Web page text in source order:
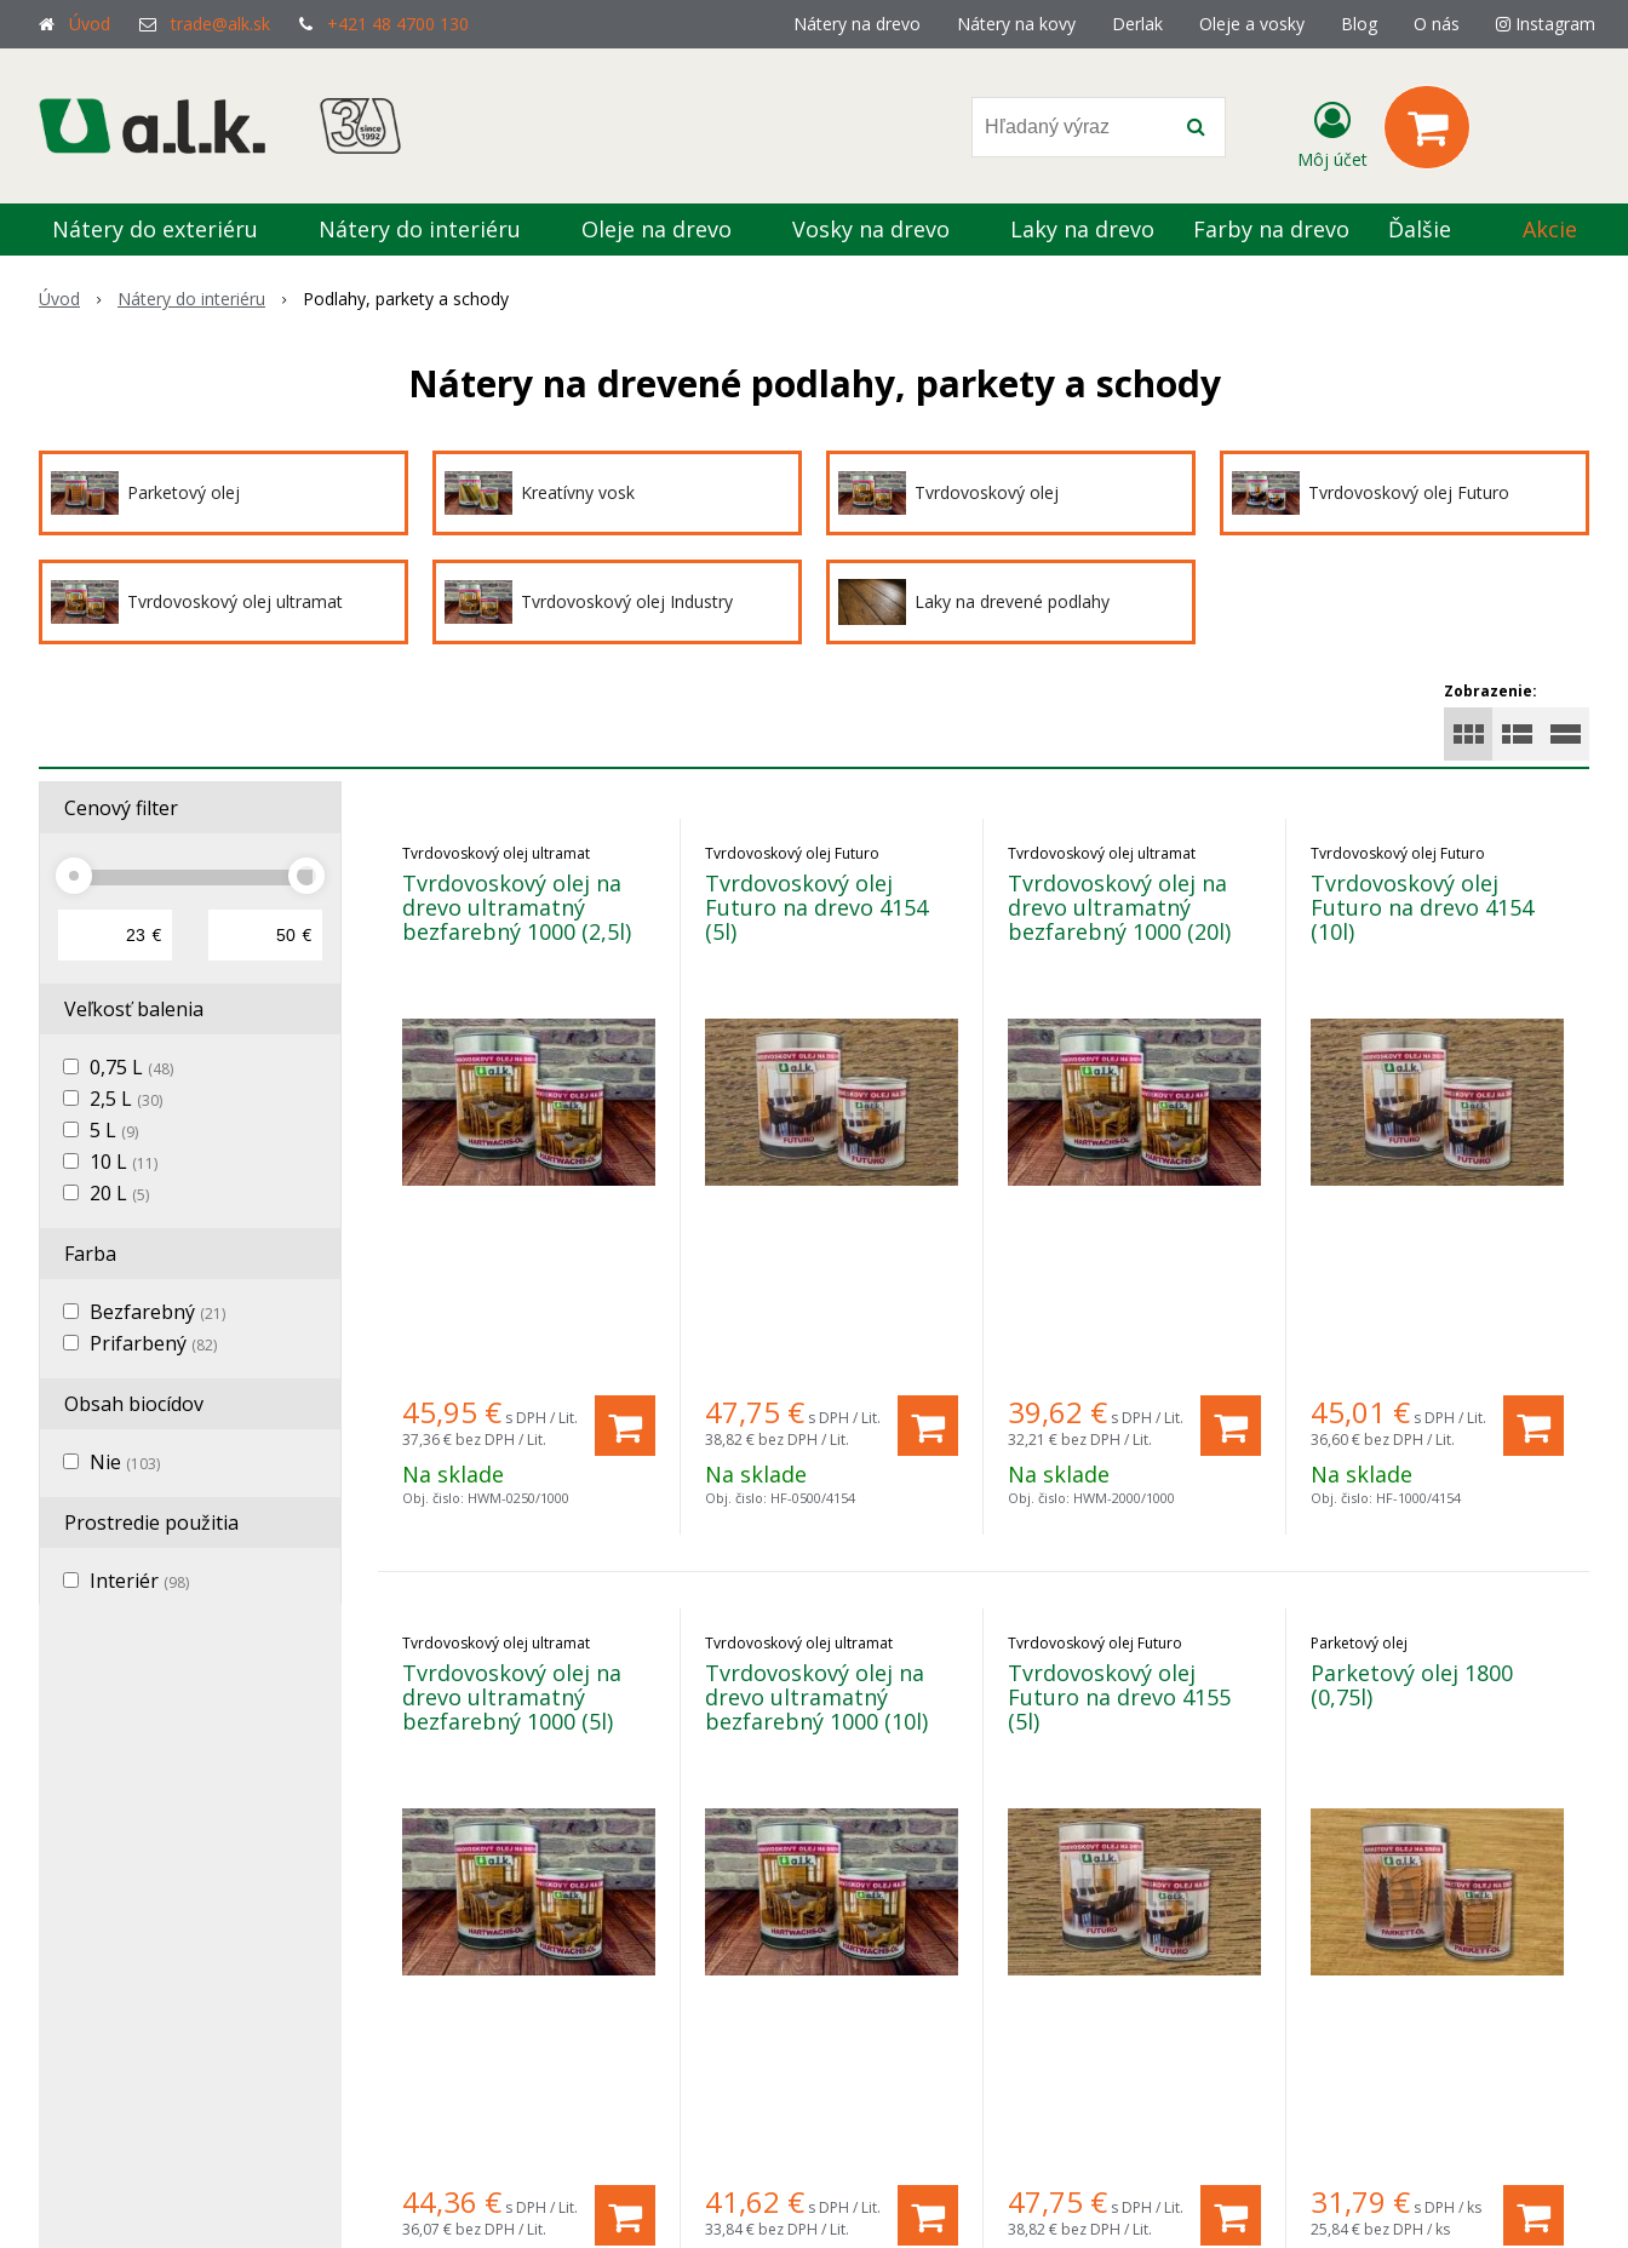
Úvod trade@alk.sk +421 48 4700 130 Nátery na drevo Nátery na kovy Derlak Oleje a vosky Blog O nás Instagram
Môj účet
Nátery do exteriéru Nátery do interiéru Oleje na drevo Vosky na drevo Laky na drevo Farby na drevo Ďalšie Akcie
Úvod Nátery do interiéru Podlahy, parkety a schody
Nátery na drevené podlahy, parkety a schody
Parketový olej Kreatívny vosk Tvrdovoskový olej Tvrdovoskový olej Futuro
Tvrdovoskový olej ultramat Tvrdovoskový olej Industry Laky na drevené podlahy
Zobrazenie:
Cenový filter
€ €
Veľkosť balenia
0,75 L (48)
2,5 L (30)
5 L (9)
10 L (11)
20 L (5)
Farba
Bezfarebný (21)
Prifarbený (82)
Obsah biocídov
Nie (103)
Prostredie použitia
Interiér (98)
Tvrdovoskový olej ultramat
Tvrdovoskový olej na
drevo ultramatný
bezfarebný 1000 (2,5l)
45,95 € s DPH / Lit.
37,36 € bez DPH / Lit.
Na sklade
Obj. čislo: HWM-0250/1000
Tvrdovoskový olej Futuro
Tvrdovoskový olej
Futuro na drevo 4154
(5l)
47,75 € s DPH / Lit.
38,82 € bez DPH / Lit.
Na sklade
Obj. čislo: HF-0500/4154
Tvrdovoskový olej ultramat
Tvrdovoskový olej na
drevo ultramatný
bezfarebný 1000 (20l)
39,62 € s DPH / Lit.
32,21 € bez DPH / Lit.
Na sklade
Obj. čislo: HWM-2000/1000
Tvrdovoskový olej Futuro
Tvrdovoskový olej
Futuro na drevo 4154
(10l)
45,01 € s DPH / Lit.
36,60 € bez DPH / Lit.
Na sklade
Obj. čislo: HF-1000/4154
Tvrdovoskový olej ultramat
Tvrdovoskový olej na
drevo ultramatný
bezfarebný 1000 (5l)
44,36 € s DPH / Lit.
36,07 € bez DPH / Lit.
Tvrdovoskový olej ultramat
Tvrdovoskový olej na
drevo ultramatný
bezfarebný 1000 (10l)
41,62 € s DPH / Lit.
33,84 € bez DPH / Lit.
Tvrdovoskový olej Futuro
Tvrdovoskový olej
Futuro na drevo 4155
(5l)
47,75 € s DPH / Lit.
38,82 € bez DPH / Lit.
Parketový olej
Parketový olej 1800
(0,75l)
31,79 € s DPH / ks
25,84 € bez DPH / ks